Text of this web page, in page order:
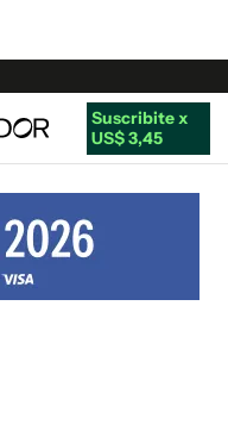
Suscribite x
US$ 3,45